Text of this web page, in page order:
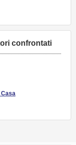
confrontati
Casa